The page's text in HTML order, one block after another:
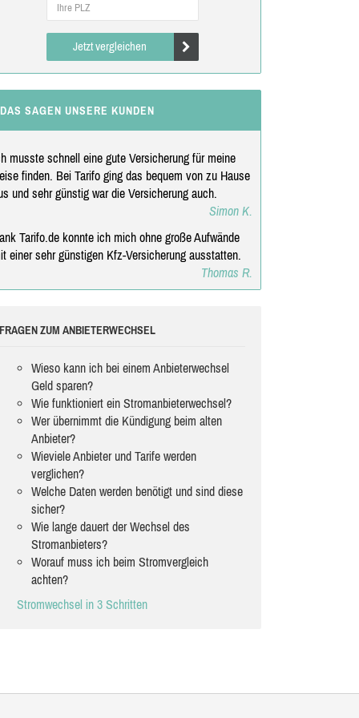
Jetzt vergleichen
DAS SAGEN UNSERE KUNDEN
musste schnell eine gute Versicherung für meine
finden. Bei Tarifo ging das bequem von zu Hause
und sehr günstig war die Versicherung auch.
Simon K.
Tarifo.de konnte ich mich ohne große Aufwände
einer sehr günstigen Kfz-Versicherung ausstatten.
Thomas R.
FRAGEN ZUM ANBIETERWECHSEL
Wieso kann ich bei einem Anbieterwechsel
Geld sparen?
Wie funktioniert ein Stromanbieterwechsel?
Wer übernimmt die Kündigung beim alten
Anbieter?
Wieviele Anbieter und Tarife werden
verglichen?
Welche Daten werden benötigt und sind diese
sicher?
Wie lange dauert der Wechsel des
Stromanbieters?
Worauf muss ich beim Stromvergleich
achten?
Stromwechsel in 3 Schritten